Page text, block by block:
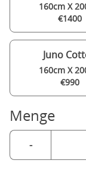
160cm X
€1400
Juno
160cm X
€990
Menge
-